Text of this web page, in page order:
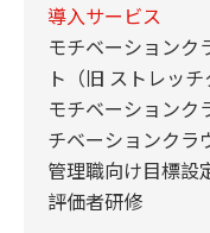
導入サービス
モチベーションク
ト（旧 ストレッチ
モチベーションク
チベーションクラ
管理職向け目標設
評価者研修